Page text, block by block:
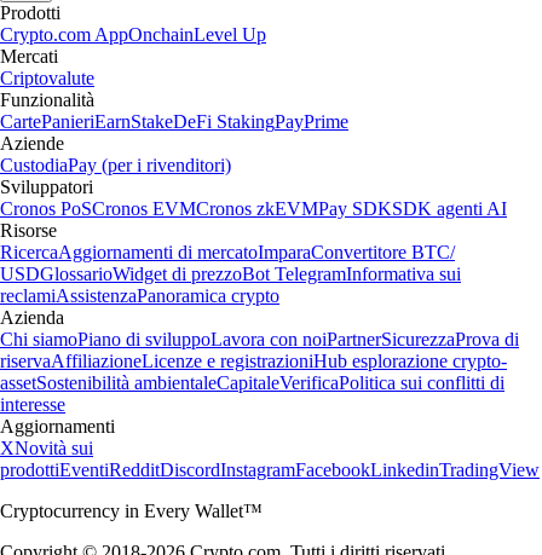
Prodotti
Crypto.com AppOnchainLevel Up
Mercati
Criptovalute
Funzionalità
CartePanieriEarnStakeDeFi StakingPayPrime
Aziende
CustodiaPay (per i rivenditori)
Sviluppatori
Cronos PoSCronos EVMCronos zkEVMPay SDKSDK agenti AI
Risorse
RicercaAggiornamenti di mercatoImparaConvertitore BTC/
USDGlossarioWidget di prezzoBot TelegramInformativa sui
reclamiAssistenzaPanoramica crypto
Azienda
Chi siamoPiano di sviluppoLavora con noiPartnerSicurezzaProva di
riservaAffiliazioneLicenze e registrazioniHub esplorazione crypto-
assetSostenibilità ambientaleCapitaleVerificaPolitica sui conflitti di
interesse
Aggiornamenti
XNovità sui
prodottiEventiRedditDiscordInstagramFacebookLinkedinTradingView
Cryptocurrency in Every Wallet™